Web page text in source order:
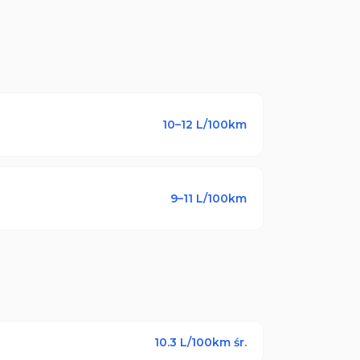
10–12 L/100km
9–11 L/100km
10.3 L/100km śr.